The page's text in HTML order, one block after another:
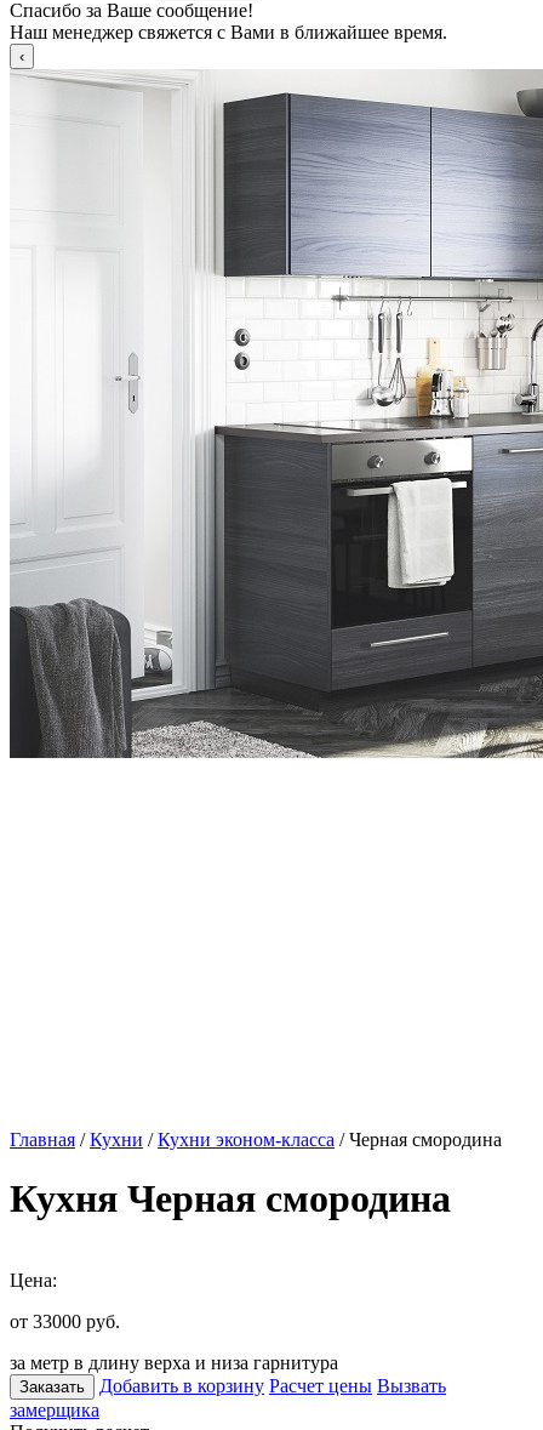
Спасибо за Ваше сообщение!
Наш менеджер свяжется с Вами в ближайшее время.
Главная /Кухни /Кухни эконом-класса / Черная смородина
Кухня Черная смородина
Цена:
от 33000 руб.
за метр в длину верха и низа гарнитура
Заказать Добавить в корзину Расчет цены Вызвать
замерщика